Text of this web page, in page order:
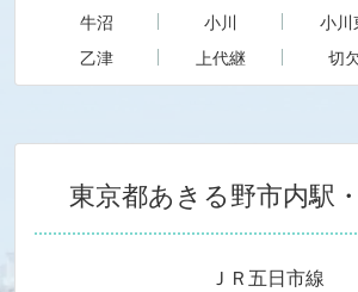
牛沼
小川
小川
乙津
上代継
切欠
草花
小中野
小峰
舘谷
舘谷台
戸倉
留原
二宮
二宮
原小宮
東京都あきる野市内駅
ＪＲ五日市線